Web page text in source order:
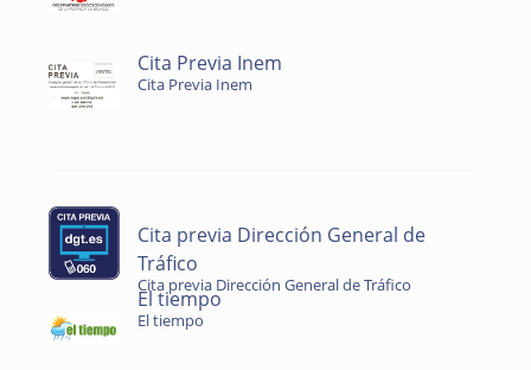
Cita Previa Inem
Cita Previa Inem
Cita previa Dirección General de
Tráfico
Cita previa Dirección General de Tráfico
El tiempo
El tiempo